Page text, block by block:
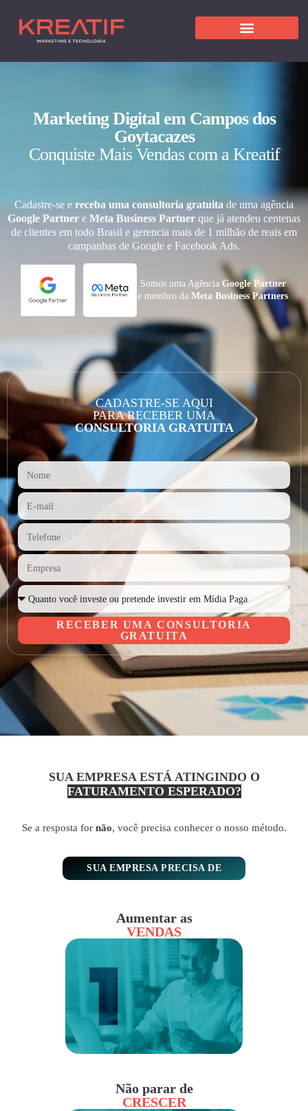
Marketing Digital em Campos dos
Goytacazes
Conquiste Mais Vendas com a Kreatif
Cadastre-se e receba uma consultoria gratuita de uma agência
Google Partner e Meta Business Partner que já atendeu centenas
de clientes em todo Brasil e gerencia mais de 1 milhão de reais em
campanhas de Google e Facebook Ads.
Somos uma AgênciaGoogle Partner
e membro daMeta Business Partners
CADASTRE-SE AQUI
PARA RECEBER UMA
CONSULTORIA GRATUITA
RECEBER UMA CONSULTORIA
GRATUITA
SUA EMPRESA ESTÁ ATINGINDO O
FATURAMENTO ESPERADO?
Se a resposta for não, você precisa conhecer o nosso método.
SUA EMPRESA PRECISA DE
Aumentar as
VENDAS
Não parar de
CRESCER